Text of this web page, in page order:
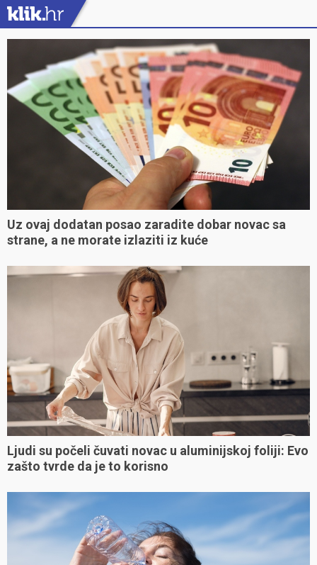
Uz ovaj dodatan posao zaradite dobar novac sa
strane, a ne morate izlaziti iz kuće
Ljudi su počeli čuvati novac u aluminijskoj foliji: Evo
zašto tvrde da je to korisno